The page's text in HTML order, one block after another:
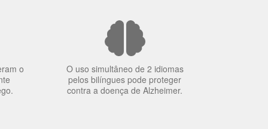
o
O uso simultâneo de 2 idiomas
pelos bilíngues pode proteger
contra a doença de Alzheimer.